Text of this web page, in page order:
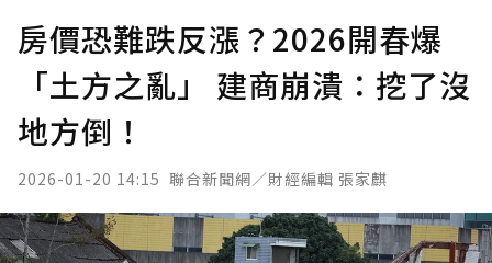
房價恐難跌反漲？2026開春爆
「土方之亂」 建商崩潰：挖了沒
地方倒！
2026-01-20 14:15 聯合新聞網／財經編輯 張家麒